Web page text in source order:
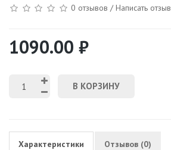
0 отзывов /Написать отзыв
1090.00 ₽
В КОРЗИНУ
Характеристики Отзывов (0)